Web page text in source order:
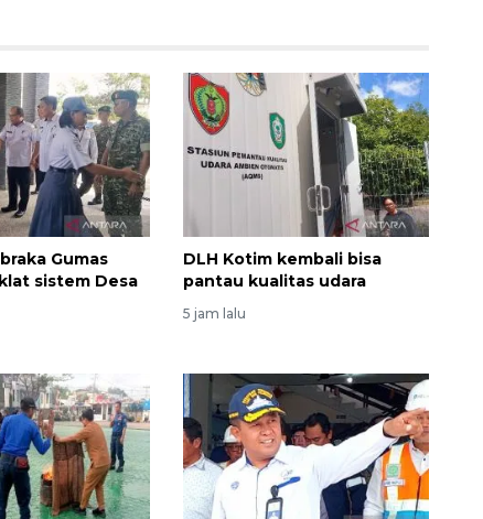
Gumas
sistem Desa
DLH Kotim kembali bisa
pantau kualitas udara
5 jam lalu